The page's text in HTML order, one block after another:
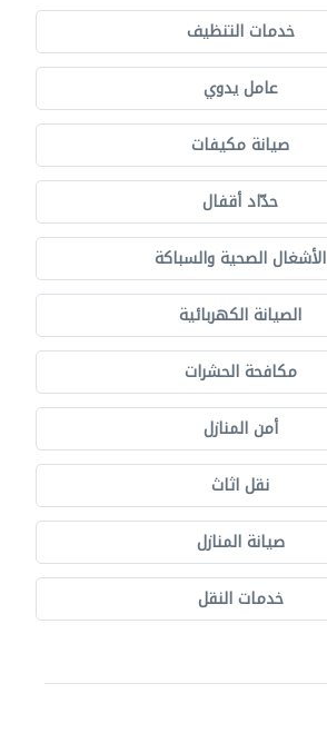
خدمات التنظيف
عامل يدوي
صيانة مكيفات
حدّاد أقفال
الأشغال الصحية والسباكة
الصيانة الكهربائية
مكافحة الحشرات
أمن المنازل
نقل اثاث
صيانة المنازل
خدمات النقل